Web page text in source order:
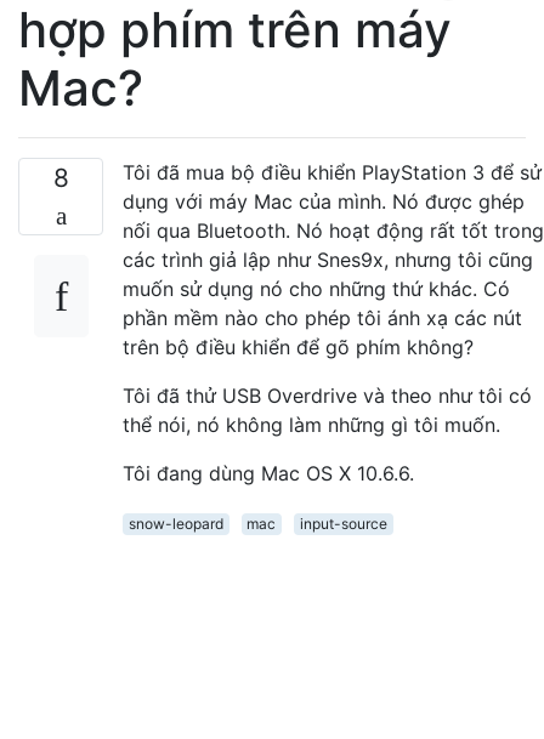
hợp phím trên máy
Mac?
8
Tôi đã mua bộ điều khiển PlayStation 3 để sử
dụng với máy Mac của mình. Nó được ghép
nối qua Bluetooth. Nó hoạt động rất tốt trong
các trình giả lập như Snes9x, nhưng tôi cũng
muốn sử dụng nó cho những thứ khác. Có
phần mềm nào cho phép tôi ánh xạ các nút
trên bộ điều khiển để gõ phím không?
Tôi đã thử USB Overdrive và theo như tôi có
thể nói, nó không làm những gì tôi muốn.
Tôi đang dùng Mac OS X 10.6.6.
snow-leopard mac input-source